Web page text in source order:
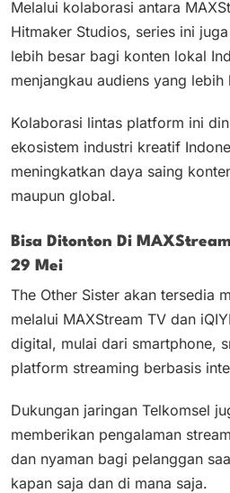
Melalui kolaborasi antara
Hitmaker Studios, series ini
lebih besar bagi konten lokal
menjangkau audiens yang lebih
Kolaborasi lintas platform ini
ekosistem industri kreatif
meningkatkan daya saing
maupun global.
Bisa Ditonton Di
29 Mei
The Other Sister akan tersedia
melalui MAXStream TV dan
digital, mulai dari smartphone,
platform streaming berbasis
Dukungan jaringan Telkomsel
memberikan pengalaman
dan nyaman bagi pelanggan
kapan saja dan di mana saja.